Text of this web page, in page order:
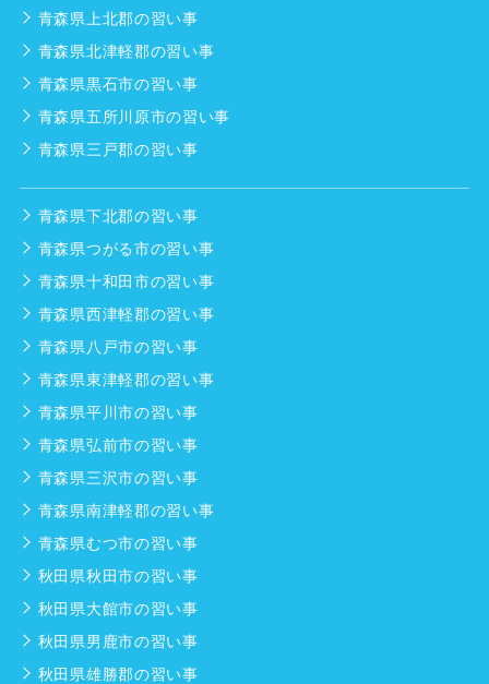
青森県上北郡の習い事
青森県北津軽郡の習い事
青森県黒石市の習い事
青森県五所川原市の習い事
青森県三戸郡の習い事
青森県下北郡の習い事
青森県つがる市の習い事
青森県十和田市の習い事
青森県西津軽郡の習い事
青森県八戸市の習い事
青森県東津軽郡の習い事
青森県平川市の習い事
青森県弘前市の習い事
青森県三沢市の習い事
青森県南津軽郡の習い事
青森県むつ市の習い事
秋田県秋田市の習い事
秋田県大館市の習い事
秋田県男鹿市の習い事
秋田県雄勝郡の習い事